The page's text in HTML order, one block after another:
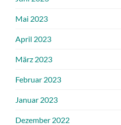
Mai 2023
April 2023
März 2023
Februar 2023
Januar 2023
Dezember 2022